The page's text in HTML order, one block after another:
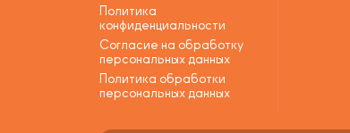
Политика
конфиденциальности
Согласие на обработку
персональных данных
Политика обработки
персональных данных